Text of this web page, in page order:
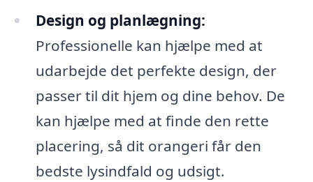
Design og planlægning:
Professionelle kan hjælpe med at
udarbejde det perfekte design, der
passer til dit hjem og dine behov. De
kan hjælpe med at finde den rette
placering, så dit orangeri får den
bedste lysindfald og udsigt.